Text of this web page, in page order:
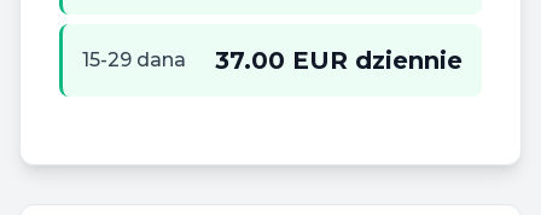
15-29 dana 37.00 EUR dziennie